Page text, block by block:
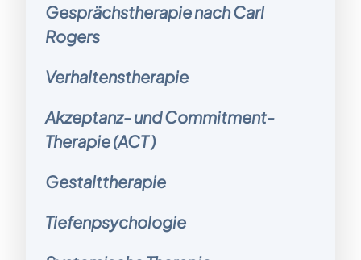
Gesprächstherapie nach Carl
Rogers
Verhaltenstherapie
Akzeptanz- und Commitment-
Therapie (ACT )
Gestalttherapie
Tiefenpsychologie